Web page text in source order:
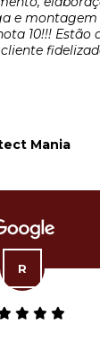
e montagem
10!!! Estão
Mania